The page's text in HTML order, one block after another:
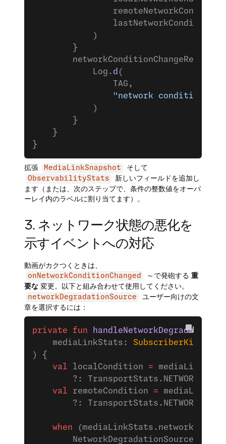
            )
        }
        networkConditionChangeReason?.
            Log.
d (
                TAG,
"network condition
            )
        }
    }
}
拡張 MediaLinkSnapshot そして
ObservabilityStats
新しいフィールドを追加し
ます（または、次のステップで、条件の整数値をオーバ
ーレイ内のラベルに割り当てます）。
3. ネットワーク状態の悪化を
示すイベントへの対応
動画がカクつくときは、
onNetworkConditionChanged ～で発砲する 重
要な 変更。以下と組み合わせて使用してください。
networkDegradationSource
ユーザー向けの文
章を選択するには：
private fun handleNetworkDegradation
    mediaLinkStats:
SubscriberKit
) {
    val
localCondition =
?:
    val
remoteCondition =
?:
    when